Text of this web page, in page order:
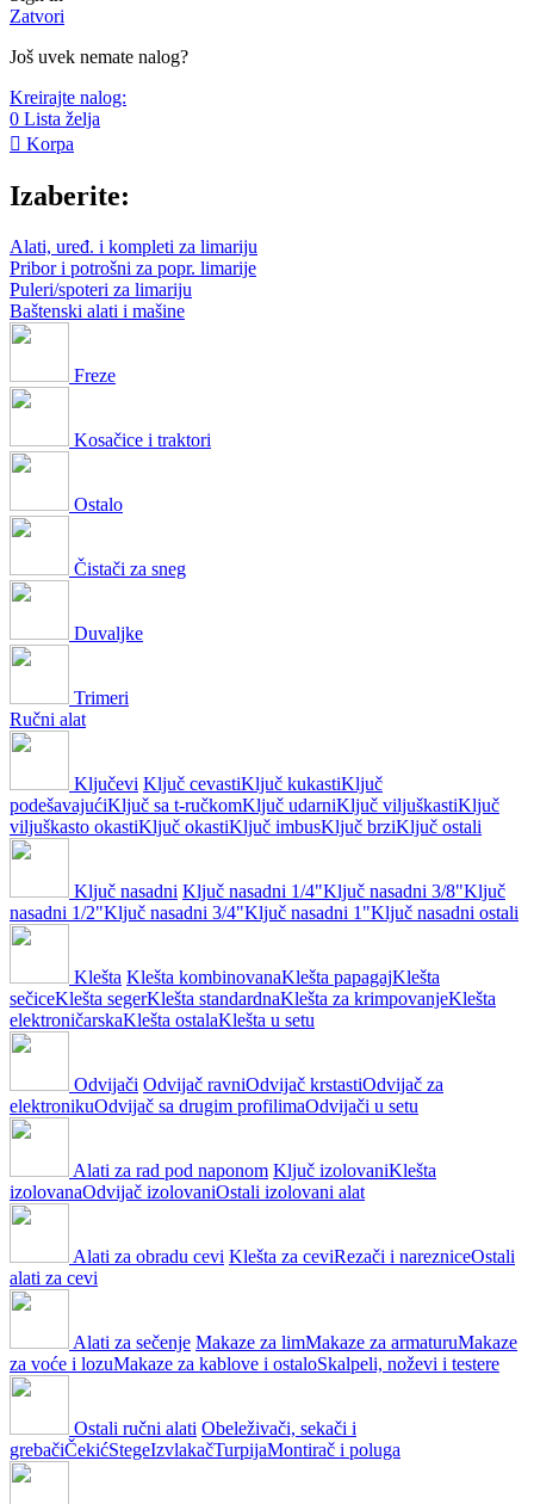
Zatvori
Još uvek nemate nalog?
Kreirajte nalog:
0 Lista želja
Korpa
Izaberite:
Alati, uređ. i kompleti za limariju
Pribor i potrošni za popr. limarije
Puleri/spoteri za limariju
Baštenski alati i mašine
Freze
Kosačice i traktori
Ostalo
Čistači za sneg
Duvaljke
Trimeri
Ručni alat
Ključevi Ključ cevastiKljuč kukastiKljuč
podešavajućiKljuč sa t-ručkomKljuč udarniKljuč viljuškastiKljuč
viljuškasto okastiKljuč okastiKljuč imbusKljuč brziKljuč ostali
Ključ nasadni Ključ nasadni 1/4"Ključ nasadni 3/8"Ključ
nasadni 1/2"Ključ nasadni 3/4"Ključ nasadni 1"Ključ nasadni ostali
Klešta Klešta kombinovanaKlešta papagajKlešta
sečiceKlešta segerKlešta standardnaKlešta za krimpovanjeKlešta
elektroničarskaKlešta ostalaKlešta u setu
Odvijači Odvijač ravniOdvijač krstastiOdvijač za
elektronikuOdvijač sa drugim profilimaOdvijači u setu
Alati za rad pod naponom Ključ izolovaniKlešta
izolovanaOdvijač izolovaniOstali izolovani alat
Alati za obradu cevi Klešta za ceviRezači i narezniceOstali
alati za cevi
Alati za sečenje Makaze za limMakaze za armaturuMakaze
za voće i lozuMakaze za kablove i ostaloSkalpeli, noževi i testere
Ostali ručni alati Obeleživači, sekači i
grebačiČekićStegeIzvlakačTurpijaMontirač i poluga